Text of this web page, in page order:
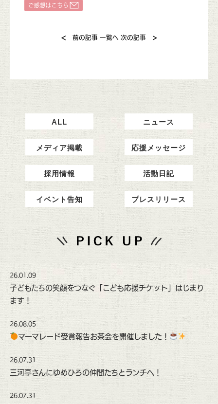
< 前の記事 一覧へ 次の記事 >
ALL ニュース
メディア掲載 応援メッセージ
採用情報 活動日記
イベント告知 プレスリリース
26.01.09
子どもたちの笑顔をつなぐ「こども応援チケット」はじまり
ます！
26.08.05
マーマレード受賞報告お茶会を開催しました！
26.07.31
三河亭さんにゆめひろの仲間たちとランチへ！
26.07.31